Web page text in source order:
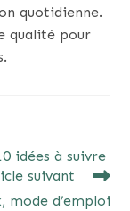
quotidienne.
qualité pour
idées à suivre
suivant
mode d’emploi